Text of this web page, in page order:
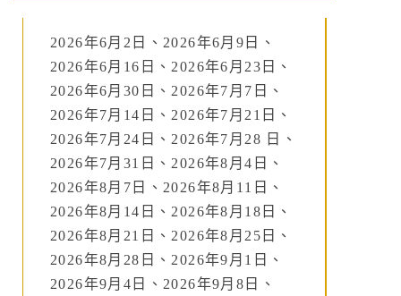
2026年6月2日、2026年6月9日、
2026年6月16日、2026年6月23日、
2026年6月30日、2026年7月7日、
2026年7月14日、2026年7月21日、
2026年7月24日、2026年7月28 日、
2026年7月31日、2026年8月4日、
2026年8月7日、2026年8月11日、
2026年8月14日、2026年8月18日、
2026年8月21日、2026年8月25日、
2026年8月28日、2026年9月1日、
2026年9月4日、2026年9月8日、